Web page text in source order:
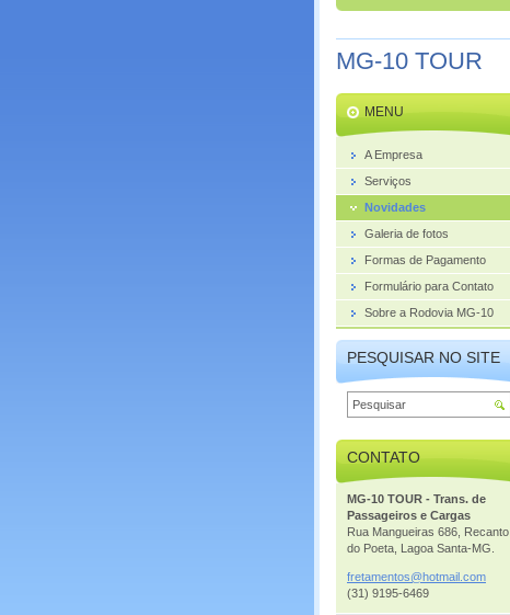
MG-10 TOUR
MENU
A Empresa
Serviços
Novidades
Galeria de fotos
Formas de Pagamento
Formulário para Contato
Sobre a Rodovia MG-10
PESQUISAR NO SITE
CONTATO
MG-10 TOUR - Trans. de
Passageiros e Cargas
Rua Mangueiras 686, Recanto
do Poeta, Lagoa Santa-MG.
fretamentos@hotmail.com
(31) 9195-6469